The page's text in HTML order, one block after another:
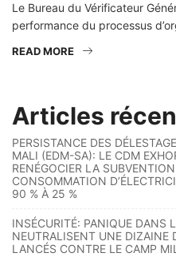
Le Bureau du Vérificateur
performance du processus
READ MORE
Articles
PERSISTANCE DES
MALI (EDM-SA): LE CDM
RENÉGOCIER LA
CONSOMMATION
90 % À 25 %
INSÉCURITÉ: PANIQUE DANS
NEUTRALISENT UNE DIZAINE
LANCÉS CONTRE LE CAMP